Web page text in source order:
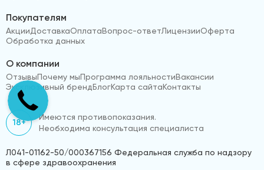
Покупателям
АкцииДоставкаОплатаВопрос-ответЛицензииОферта
Обработка данных
О компании
ОтзывыПочему мыПрограмма лояльностиВакансии
Эксклюзивный брендБлогКарта сайтаКонтакты
18+
Имеются противопоказания.
Необходима консультация специалиста
Л041-01162-50/000367156 Федеральная служба по надзору
в сфере здравоохранения